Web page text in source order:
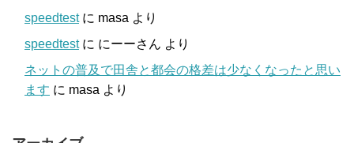
speedtestに masa より
speedtestに にーーさん より
ネットの普及で田舎と都会の格差は少なくなったと思い
ます に masa より